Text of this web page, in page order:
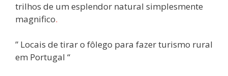
trilhos de um esplendor natural simplesmente
magnifico.
” Locais de tirar o fôlego para fazer turismo rural
em Portugal “